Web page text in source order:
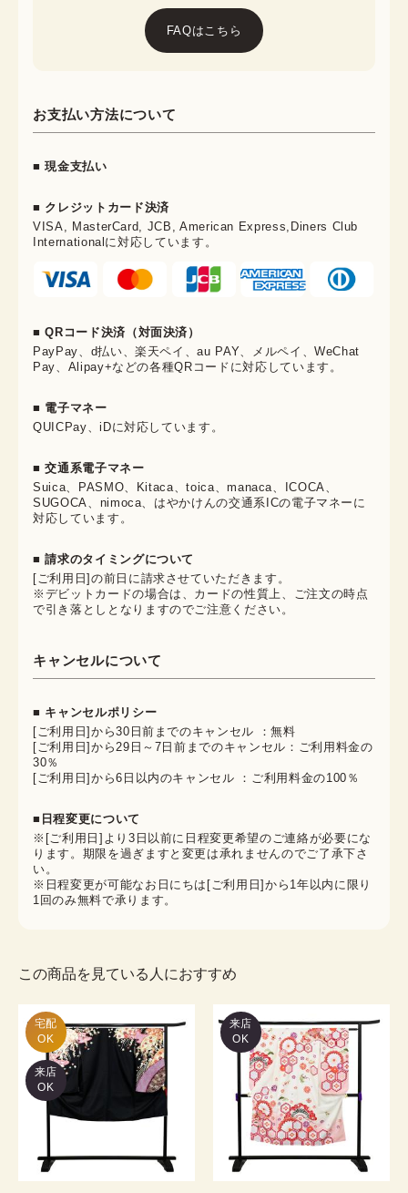
FAQはこちら
お支払い方法について
■ 現金支払い
■ クレジットカード決済
VISA, MasterCard, JCB, American Express,Diners Club
Internationalに対応しています。
■ QRコード決済（対面決済）
PayPay、d払い、楽天ペイ、au PAY、メルペイ、WeChat
Pay、Alipay+などの各種QRコードに対応しています。
■ 電子マネー
QUICPay、iDに対応しています。
■ 交通系電子マネー
Suica、PASMO、Kitaca、toica、manaca、ICOCA、
SUGOCA、nimoca、はやかけんの交通系ICの電子マネーに
対応しています。
■ 請求のタイミングについて
[ご利用日]の前日に請求させていただきます。
※デビットカードの場合は、カードの性質上、ご注文の時点
で引き落としとなりますのでご注意ください。
キャンセルについて
■ キャンセルポリシー
[ご利用日]から30日前までのキャンセル ：無料
[ご利用日]から29日～7日前までのキャンセル：ご利用料金の
30％
[ご利用日]から6日以内のキャンセル ：ご利用料金の100％
■日程変更について
※[ご利用日]より3日以前に日程変更希望のご連絡が必要にな
ります。期限を過ぎますと変更は承れませんのでご了承下さ
い。
※日程変更が可能なお日にちは[ご利用日]から1年以内に限り
1回のみ無料で承ります。
この商品を見ている人におすすめ
宅配
OK
来店
OK
来店
OK